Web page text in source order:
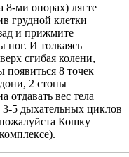
8-ми опорах) лягте
грудной клетки
и прижмите
ног. И толкаясь
сгибая колени,
появиться 8 точек
2 стопы
отдавать вес тела
3-5 дыхательных циклов
Кошку